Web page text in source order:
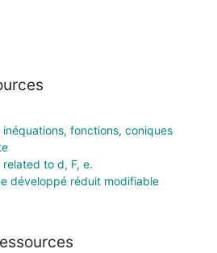
fonctions, coniques
to d, F, e.
développé réduit modifiable